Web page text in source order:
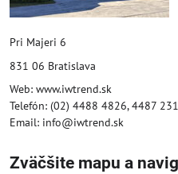
Pri Majeri 6
831 06 Bratislava
Web: www.iwtrend.sk
Telefón: (02) 4488 4826, 4487
Email: info@iwtrend.sk
Zväčšite mapu a